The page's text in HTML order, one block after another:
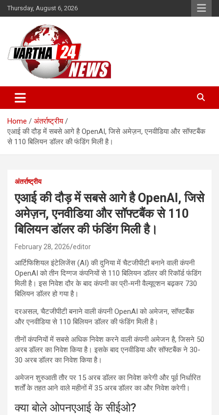
Skip
to
Thursday, August 6, 2026
Vartha 24
Home
अंतर्राष्ट्रीय
एआई की दौड़ में सबसे आगे है OpenAI, जिसे अमेज़न, एनवीडिया और सॉफ्टबैंक
से 110 बिलियन डॉलर की फंडिंग मिली है।
अंतर्राष्ट्रीय
एआई की दौड़ में सबसे आगे है OpenAI, जिसे
अमेज़न, एनवीडिया और सॉफ्टबैंक से 110
बिलियन डॉलर की फंडिंग मिली है।
February 28, 2026 editor
आर्टिफिशियल इंटेलिजेंस (AI) की दुनिया में चैटजीपीटी बनाने वाली कंपनी
OpenAI को तीन दिग्गज कंपनियों से 110 बिलियन डॉलर की रिकॉर्ड फंडिंग
मिली है। इस निवेश दौर के बाद कंपनी का प्री-मनी वैल्यूएशन बढ़कर 730
बिलियन डॉलर हो गया है।
दरअसल, चैटजीपीटी बनाने वाली कंपनी OpenAI को अमेजन, सॉफ्टबैंक
और एनवीडिया से 110 बिलियन डॉलर की फंडिंग मिली है।
तीनों कंपनियों में सबसे अधिक निवेश करने वाली कंपनी अमेजन है, जिसने 50
अरब डॉलर का निवेश किया है। इसके बाद एनवीडिया और सॉफ्टबैंक ने 30-
30 अरब डॉलर का निवेश किया है।
अमेजन शुरुआती तौर पर 15 अरब डॉलर का निवेश करेगी और पूर्व निर्धारित
शर्तों के तहत आने वाले महीनों में 35 अरब डॉलर का और निवेश करेगी।
क्या बोले ओपनएआई के सीईओ?